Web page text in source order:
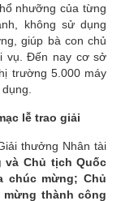
nhưỡng của từng
không sử dụng
giúp bà con chủ
vụ. Đến nay cơ sở
trường 5.000 máy
lễ trao giải
thưởng Nhân tài
và Chủ tịch Quốc
chúc mừng;Chủ
thành công